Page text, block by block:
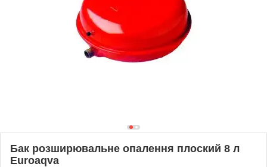
Бак розширювальне опалення плоский 8 л
Euroaqva